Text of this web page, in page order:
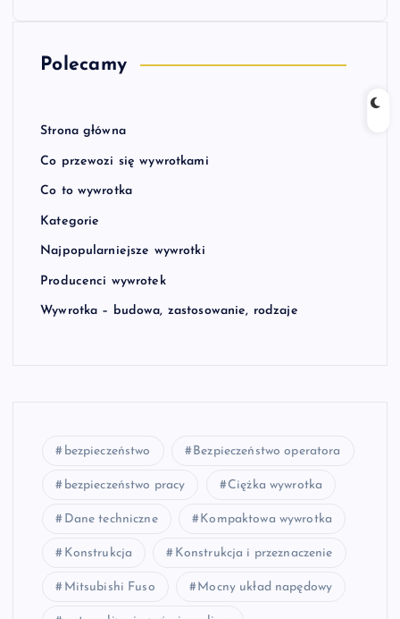
Polecamy
Strona główna
Co przewozi się wywrotkami
Co to wywrotka
Kategorie
Najpopularniejsze wywrotki
Producenci wywrotek
Wywrotka – budowa, zastosowanie, rodzaje
bezpieczeństwo Bezpieczeństwo operatora
bezpieczeństwo pracy Ciężka wywrotka
Dane techniczne Kompaktowa wywrotka
Konstrukcja Konstrukcja i przeznaczenie
Mitsubishi Fuso Mocny układ napędowy